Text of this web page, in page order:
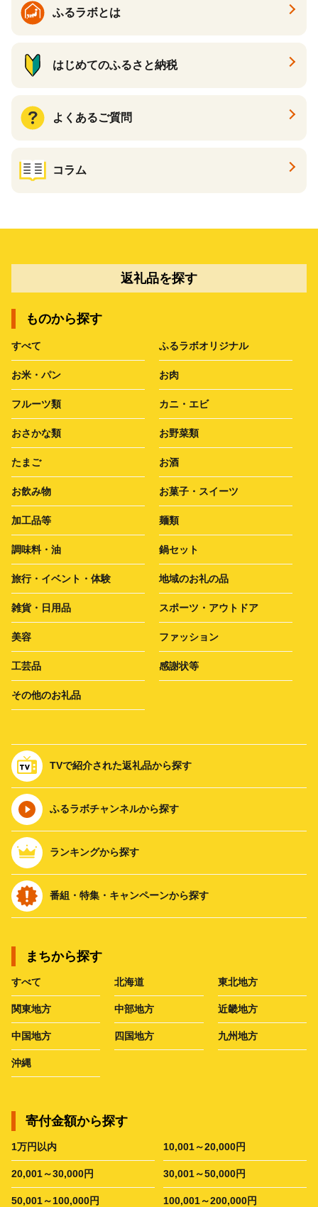
ふるラボとは
はじめてのふるさと納税
よくあるご質問
コラム
返礼品を探す
ものから探す
すべて ふるラボオリジナル
お米・パン お肉
フルーツ類 カニ・エビ
おさかな類 お野菜類
たまご お酒
お飲み物 お菓子・スイーツ
加工品等 麺類
調味料・油 鍋セット
旅行・イベント・体験 地域のお礼の品
雑貨・日用品 スポーツ・アウトドア
美容 ファッション
工芸品 感謝状等
その他のお礼品
TVで紹介された返礼品から探す
ふるラボチャンネルから探す
ランキングから探す
番組・特集・キャンペーンから探す
まちから探す
すべて 北海道 東北地方
関東地方 中部地方 近畿地方
中国地方 四国地方 九州地方
沖縄
寄付金額から探す
1万円以内 10,001～20,000円
20,001～30,000円 30,001～50,000円
50,001～100,000円 100,001～200,000円